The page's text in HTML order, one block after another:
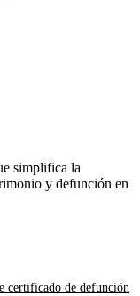
simplifica la
y defunción en
certificado de defunción